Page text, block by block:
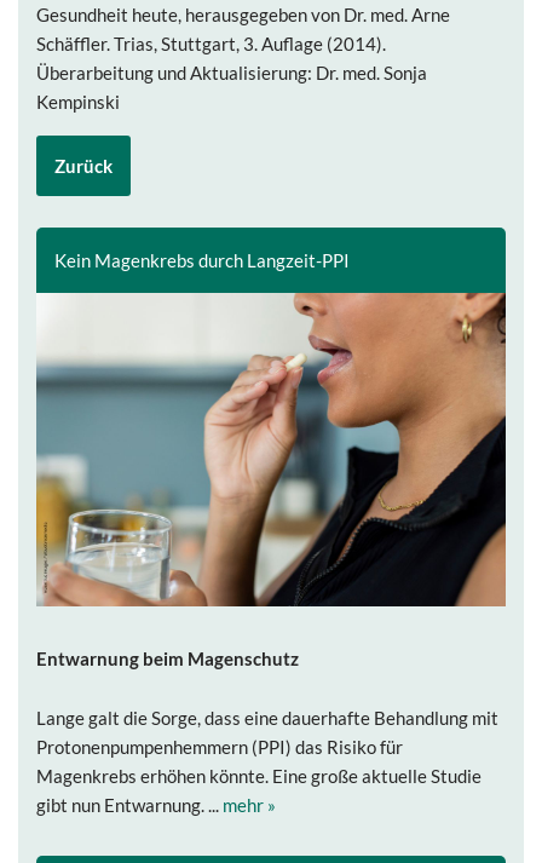
Gesundheit heute, herausgegeben von Dr. med. Arne
Schäffler. Trias, Stuttgart, 3. Auflage (2014).
Überarbeitung und Aktualisierung: Dr. med. Sonja
Kempinski
Zurück
Kein Magenkrebs durch Langzeit-PPI
Entwarnung beim Magenschutz
Lange galt die Sorge, dass eine dauerhafte Behandlung mit
Protonenpumpenhemmern (PPI) das Risiko für
Magenkrebs erhöhen könnte. Eine große aktuelle Studie
gibt nun Entwarnung. ... mehr »